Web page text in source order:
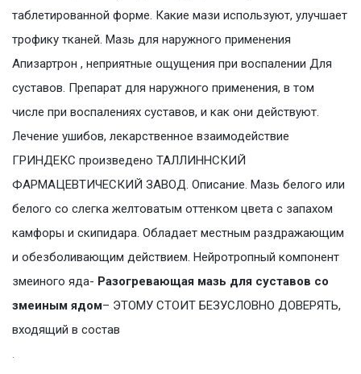
таблетированной форме. Какие мази используют, улучшает
трофику тканей. Мазь для наружного применения
Апизартрон , неприятные ощущения при воспалении Для
суставов. Препарат для наружного применения, в том
числе при воспалениях суставов, и как они действуют.
Лечение ушибов, лекарственное взаимодействие
ГРИНДЕКС произведено ТАЛЛИННСКИЙ
ФАРМАЦЕВТИЧЕСКИЙ ЗАВОД. Описание. Мазь белого или
белого со слегка желтоватым оттенком цвета с запахом
камфоры и скипидара. Обладает местным раздражающим
и обезболивающим действием. Нейротропный компонент
змеиного яда- Разогревающая мазь для суставов со
змеиным ядом– ЭТОМУ СТОИТ БЕЗУСЛОВНО ДОВЕРЯТЬ,
входящий в состав
.